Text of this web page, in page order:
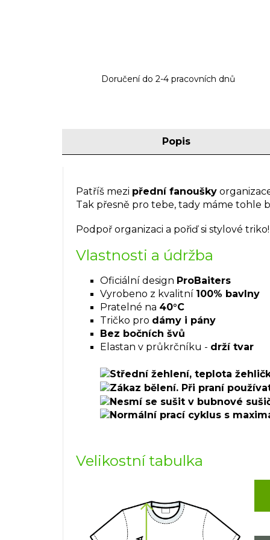
Doručení do 2-4 pracovních dnů
Popis
Patříš mezi přední fanoušky
Tak přesně pro tebe, tady máme tohle
Podpoř organizaci a pořiď si stylové triko!
Vlastnosti a údržba
Oficiální design ProBaiters
Vyrobeno z kvalitní 100% bavlny
Pratelné na 40°C
Tričko pro dámy i pány
Bez bočních švů
Elastan v průkrčníku - drží tvar
Velikostní tabulka